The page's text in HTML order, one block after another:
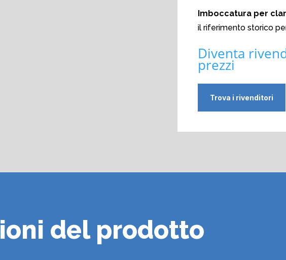
Imboccatura per
il riferimento storico
Diventa
prezzi
Trova i rivenditori
del prodotto